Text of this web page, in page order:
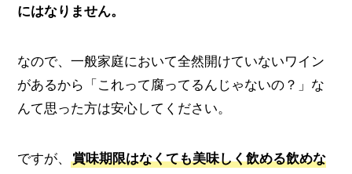
にはなりません。
なので、一般家庭において全然開けていないワイン
があるから「これって腐ってるんじゃないの？」な
んて思った方は安心してください。
ですが、賞味期限はなくても美味しく飲める飲めな